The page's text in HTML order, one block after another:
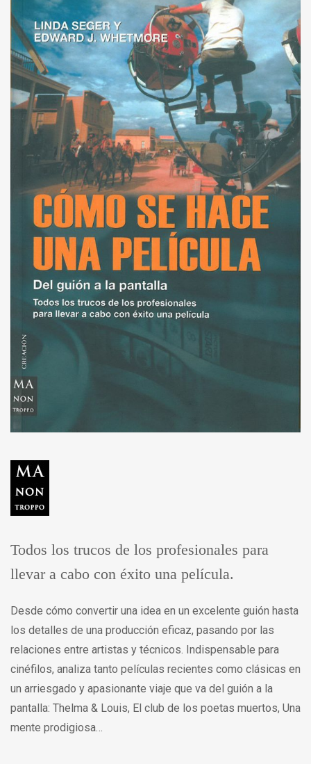
Todos los trucos de los profesionales para
llevar a cabo con éxito una película.
Desde cómo convertir una idea en un excelente guión hasta
los detalles de una producción eficaz, pasando por las
relaciones entre artistas y técnicos. Indispensable para
cinéfilos, analiza tanto películas recientes como clásicas en
un arriesgado y apasionante viaje que va del guión a la
pantalla: Thelma & Louis, El club de los poetas muertos, Una
mente prodigiosa…